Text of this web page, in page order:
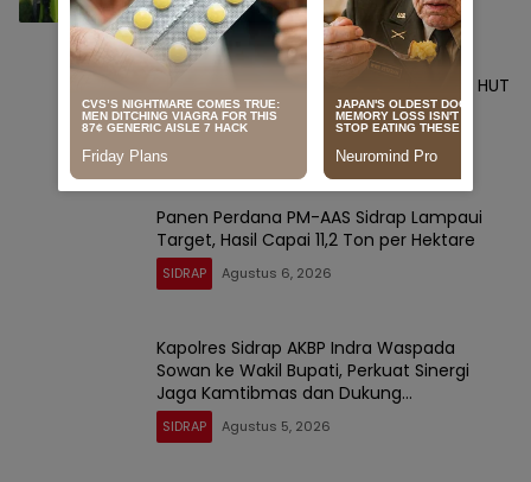
Setetes Darah Sejuta Harapan, Rutan
Sidrap Gelar Donor Darah Semarakkan HUT
Ke-81 Kemerdekaan RI
Panen Perdana PM-AAS Sidrap Lampaui
Target, Hasil Capai 11,2 Ton per Hektare
SIDRAP Agustus 6, 2026
Kapolres Sidrap AKBP Indra Waspada
Sowan ke Wakil Bupati, Perkuat Sinergi
Jaga Kamtibmas dan Dukung
Pembangunan
SIDRAP Agustus 5, 2026